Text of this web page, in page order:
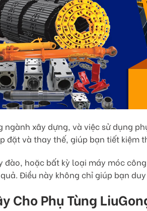
xây dựng, và việc sử dụng
đặt và thay thế, giúp bạn tiết
đào, hoặc bất kỳ loại máy móc
Điều này không chỉ giúp bạn
Cho Phụ Tùng